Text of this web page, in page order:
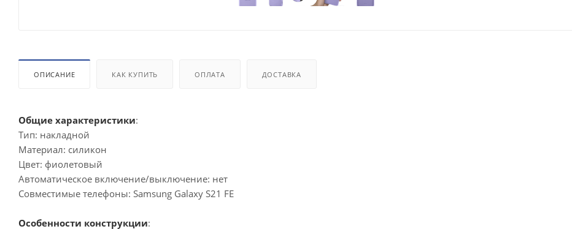
ОПИСАНИЕ КАК КУПИТЬ ОПЛАТА ДОСТАВКА
Общие характеристики:
Тип: накладной
Материал: силикон
Цвет: фиолетовый
Автоматическое включение/выключение: нет
Совместимые телефоны: Samsung Galaxy S21 FE
Особенности конструкции: